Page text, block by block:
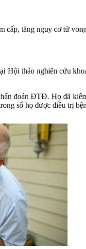
cấp, tăng nguy cơ tử
thảo nghiên cứu
đoán ĐTĐ. Họ đã
số họ được điều trị